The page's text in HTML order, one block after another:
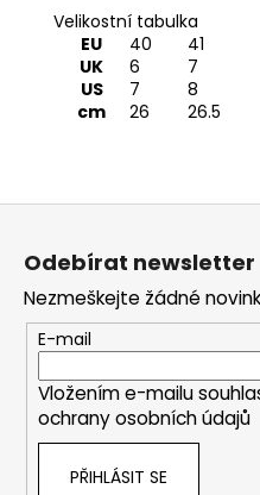
Velikostní tabulka
EU
40 41
UK
6 7
US
7 8
cm
26 26.5
Z
Odebírat newsletter
Nezmeškejte žádné
E-mail
Vložením e-mailu
ochrany osobních údajů
PŘIHLÁSIT SE